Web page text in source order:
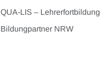
QUA-LIS – Lehrerfortbildung
Bildungpartner NRW